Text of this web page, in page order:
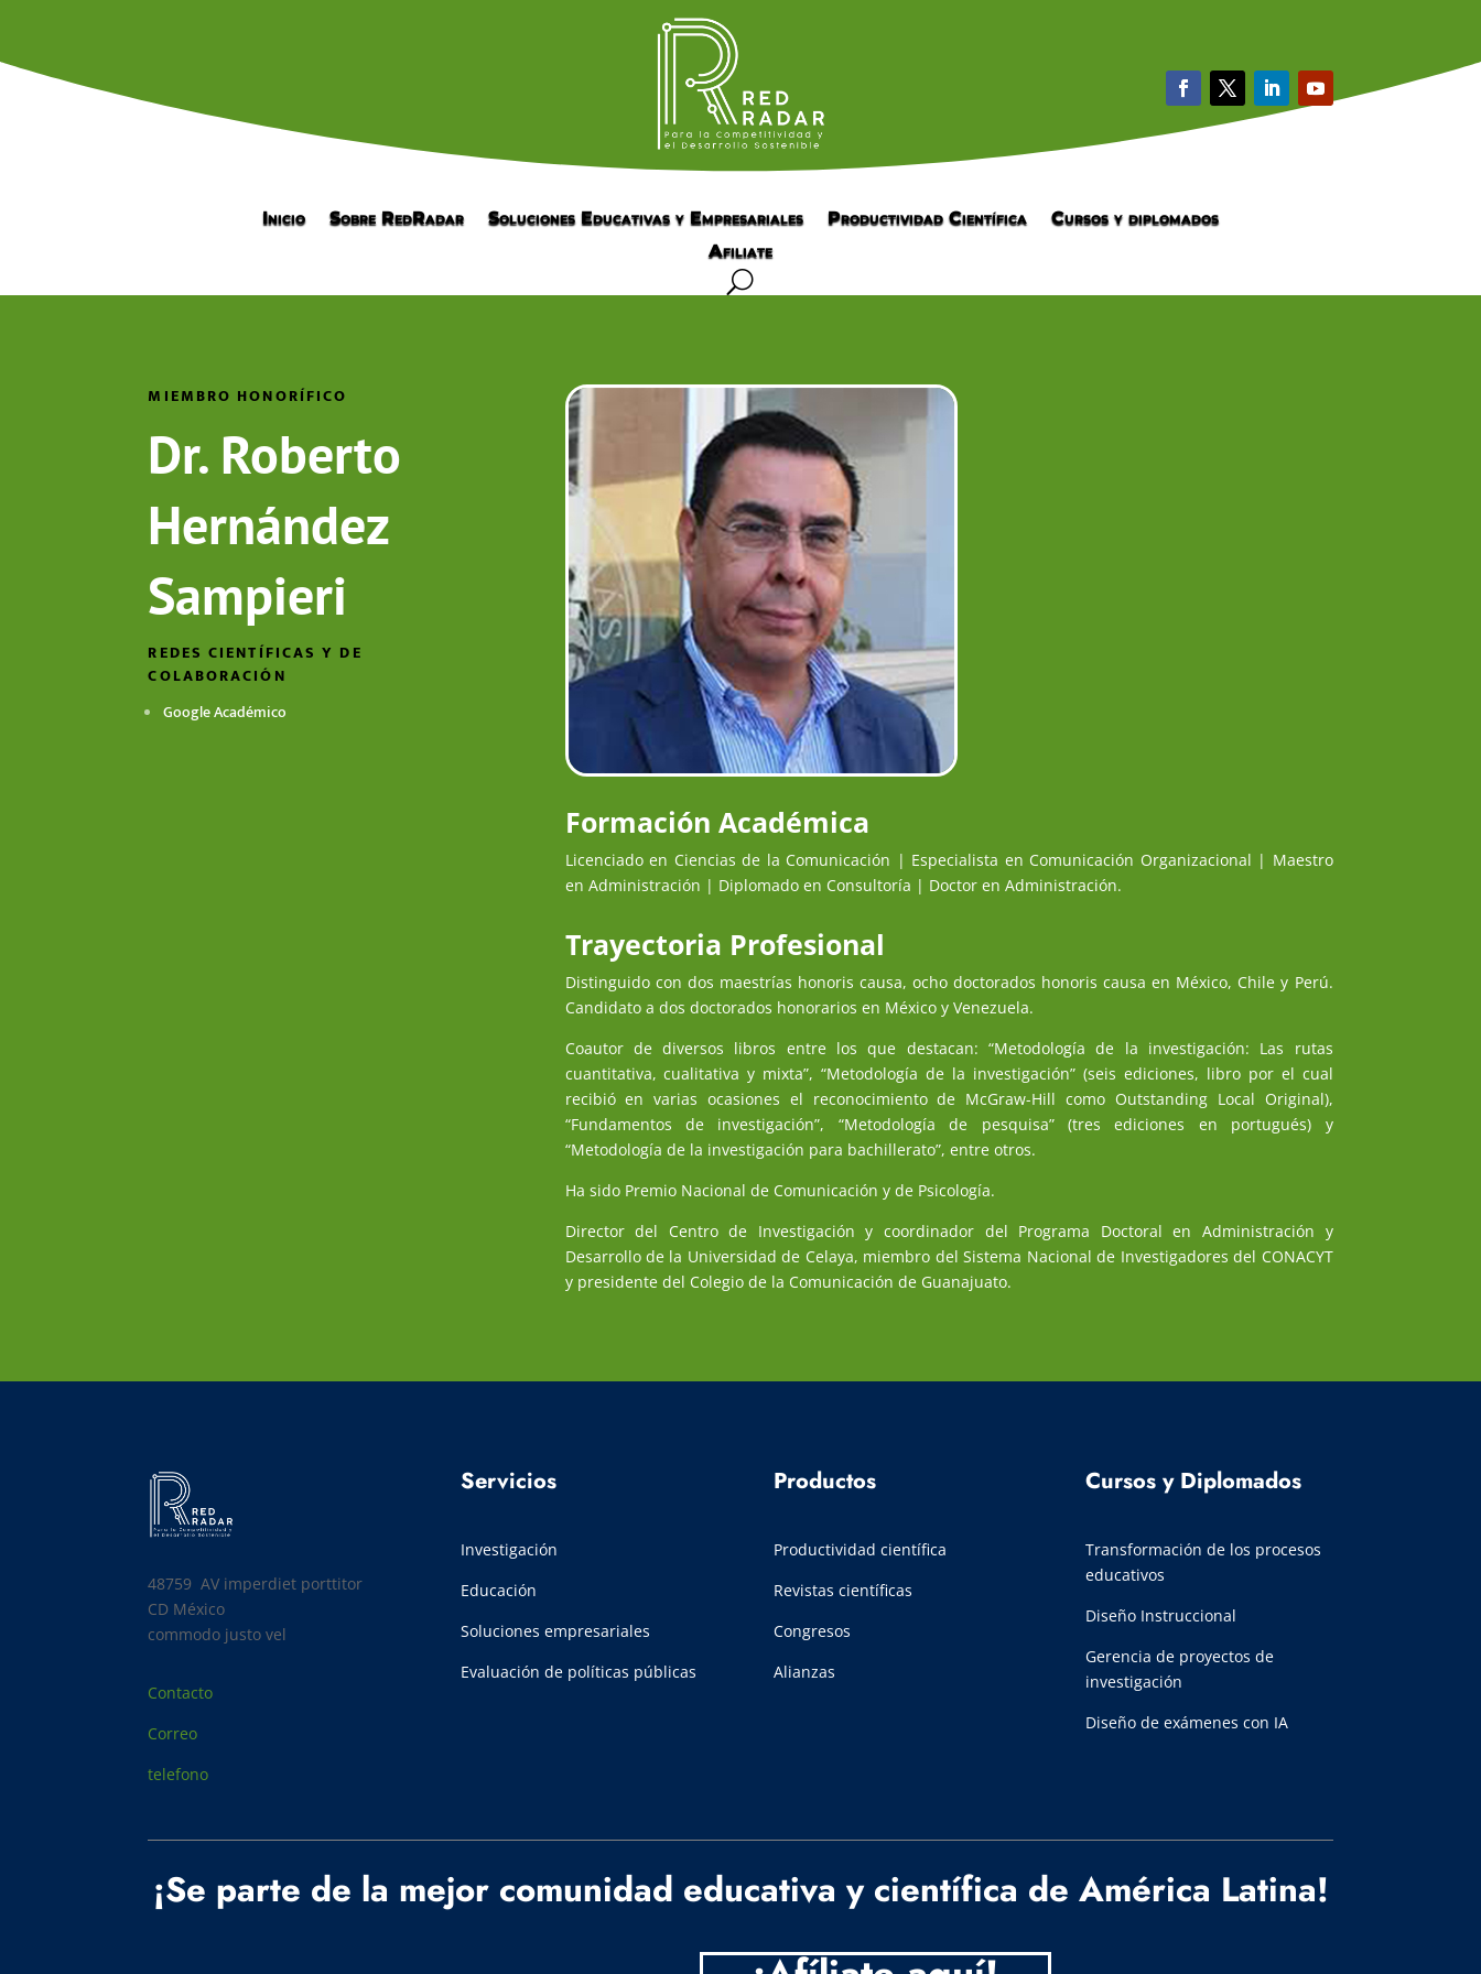
Inicio Sobre RedRadar Soluciones Educativas y Empresariales Productividad Científica
Cursos y diplomados
Afiliate
MIEMBRO HONORÍFICO
Dr. Roberto
Hernández
Sampieri
REDES CIENTÍFICAS Y DE
COLABORACIÓN
Google Académico
Formación Académica
Licenciado en Ciencias de la Comunicación | Especialista en Comunicación Organizacional | Maestro
en Administración | Diplomado en Consultoría | Doctor en Administración.
Trayectoria Profesional
Distinguido con dos maestrías honoris causa, ocho doctorados honoris causa en México, Chile y Perú.
Candidato a dos doctorados honorarios en México y Venezuela.
Coautor de diversos libros entre los que destacan: “Metodología de la investigación: Las rutas
cuantitativa, cualitativa y mixta”, “Metodología de la investigación” (seis ediciones, libro por el cual
recibió en varias ocasiones el reconocimiento de McGraw-Hill como Outstanding Local Original),
“Fundamentos de investigación”, “Metodología de pesquisa” (tres ediciones en portugués) y
“Metodología de la investigación para bachillerato”, entre otros.
Ha sido Premio Nacional de Comunicación y de Psicología.
Director del Centro de Investigación y coordinador del Programa Doctoral en Administración y
Desarrollo de la Universidad de Celaya, miembro del Sistema Nacional de Investigadores del CONACYT
y presidente del Colegio de la Comunicación de Guanajuato.
48759 AV imperdiet porttitor
CD México
commodo justo vel
Contacto
Correo
telefono
Servicios
Investigación
Educación
Soluciones empresariales
Evaluación de políticas públicas
Productos
Productividad científica
Revistas científicas
Congresos
Alianzas
Cursos y Diplomados
Transformación de los procesos
educativos
Diseño Instruccional
Gerencia de proyectos de
investigación
Diseño de exámenes con IA
¡Se parte de la mejor comunidad educativa y científica de América Latina!